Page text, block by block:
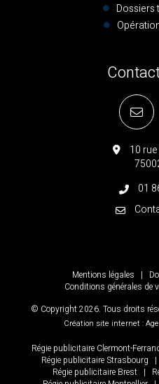
Dossiers
10
01
Mentions légales |
Conditions générales de
© Copyright2026. Tous droits
Création site internet :
Régie publicitaire Clermont-
Régie publicitaire Strasbourg |
Régie publicitaire Brest|